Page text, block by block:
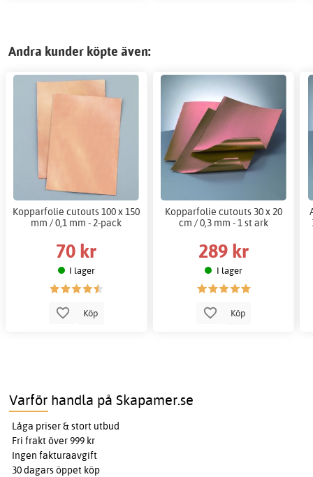
Andra kunder köpte även:
Kopparfolie cutouts 100 x 150
mm / 0,1 mm - 2-pack
70 kr
I lager
Köp
Kopparfolie cutouts 30 x 20
cm / 0,3 mm - 1 st ark
289 kr
I lager
Köp
Varför handla på Skapamer.se
Låga priser & stort utbud
Fri frakt över 999 kr
Ingen fakturaavgift
30 dagars öppet köp